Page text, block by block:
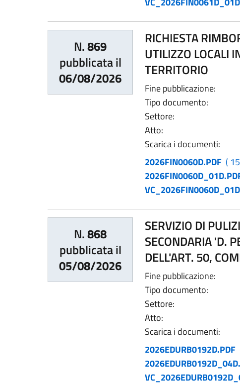
N.869
pubblicata il
06/08/2026
RICHIESTA
UTILIZZO LOCALI
TERRITORIO
Fine pubblicazione:
Tipo documento:
Settore:
Atto:
Scarica i documenti:
2026FIN0060D.PDF (
N.868
pubblicata il
05/08/2026
SERVIZIO DI
SECONDARIA 'D.
DELL'ART. 50,
Fine pubblicazione:
Tipo documento:
Settore:
Atto:
Scarica i documenti:
2026EDURB0192D.PDF